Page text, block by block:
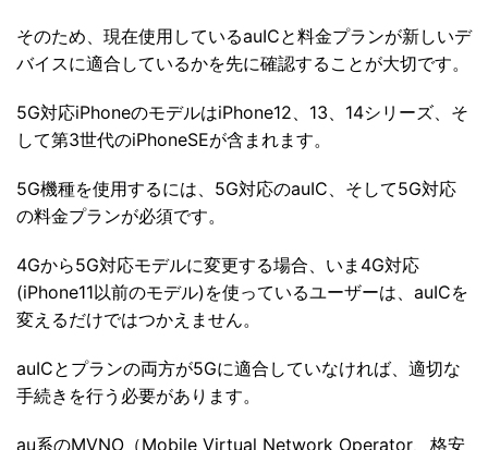
そのため、現在使用しているauICと料金プランが新しいデ
バイスに適合しているかを先に確認することが大切です。
5G対応iPhoneのモデルはiPhone12、13、14シリーズ、そ
して第3世代のiPhoneSEが含まれます。
5G機種を使用するには、5G対応のauIC、そして5G対応
の料金プランが必須です。
4Gから5G対応モデルに変更する場合、いま4G対応
(iPhone11以前のモデル)を使っているユーザーは、auICを
変えるだけではつかえません。
auICとプランの両方が5Gに適合していなければ、適切な
手続きを行う必要があります。
au系のMVNO（Mobile Virtual Network Operator、格安